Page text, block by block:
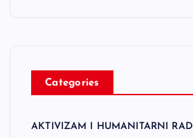
Categories
AKTIVIZAM I HUMANITARNI RAD